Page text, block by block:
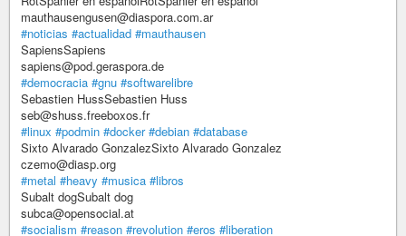
mauthausengusen@diaspora.com.ar
#noticias #actualidad #mauthausen
SapiensSapiens
sapiens@pod.geraspora.de
#democracia #gnu #softwarelibre
Sebastien HussSebastien Huss
seb@shuss.freeboxos.fr
#linux #podmin #docker #debian #database
Sixto Alvarado GonzalezSixto Alvarado Gonzalez
czemo@diasp.org
#metal #heavy #musica #libros
Subalt dogSubalt dog
subca@opensocial.at
#socialism #reason #revolution #eros #liberation